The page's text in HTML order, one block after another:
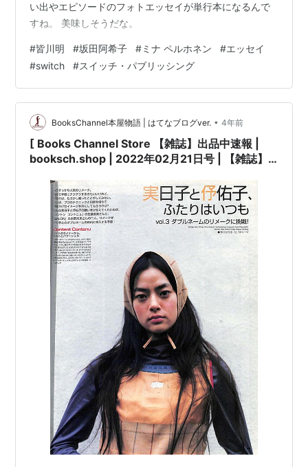
い出やエピソードのフォトエッセイが単行本になるんで
すね。 美味しそうだな。
#皆川明 #坂田阿希子 #ミナ ペルホネン #エッセイ
#switch #スイッチ・パブリッシング
BooksChannel本屋物語 | はてなブログver. • 4年前
[ Books Channel Store 【雑誌】出品中速報 |
booksch.shop | 2022年02月21日号 | 【雑誌】
べて #高橋マリ子 市川実日子 #大森伃佑子 皆川明
堀井和子 | #瑛太 永山瑛太 | 文化出版局 他 |